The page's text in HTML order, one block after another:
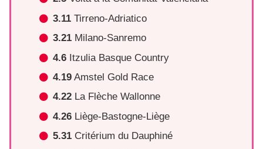
3.11 Tirreno-Adriatico
3.21 Milano-Sanremo
4.6 Itzulia Basque Country
4.19 Amstel Gold Race
4.22 La Flèche Wallonne
4.26 Liège-Bastogne-Liège
5.31 Critérium du Dauphiné